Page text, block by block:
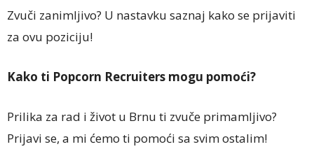
Zvuči zanimljivo? U nastavku saznaj kako se prijaviti
za ovu poziciju!
Kako ti Popcorn Recruiters mogu pomoći?
Prilika za rad i život u Brnu ti zvuče primamljivo?
Prijavi se, a mi ćemo ti pomoći sa svim ostalim!